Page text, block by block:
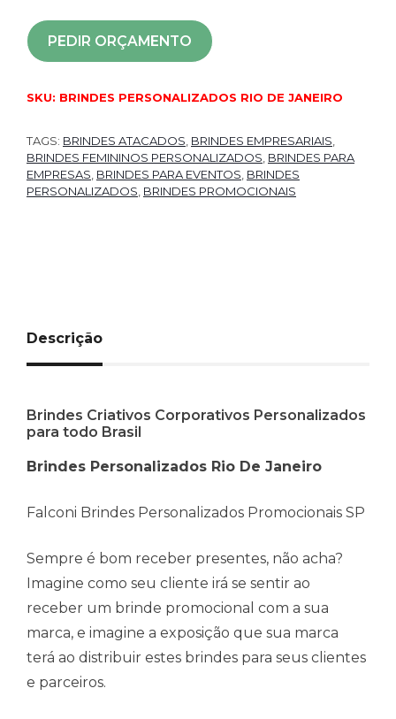
PEDIR ORÇAMENTO
SKU: BRINDES PERSONALIZADOS RIO DE JANEIRO
TAGS: BRINDES ATACADOS, BRINDES EMPRESARIAIS,
BRINDES FEMININOS PERSONALIZADOS, BRINDES PARA
EMPRESAS, BRINDES PARA EVENTOS, BRINDES
PERSONALIZADOS, BRINDES PROMOCIONAIS
Descrição
Brindes Criativos Corporativos Personalizados
para todo Brasil
Brindes Personalizados Rio De Janeiro
Falconi Brindes Personalizados Promocionais SP
Sempre é bom receber presentes, não acha?
Imagine como seu cliente irá se sentir ao
receber um brinde promocional com a sua
marca, e imagine a exposição que sua marca
terá ao distribuir estes brindes para seus clientes
e parceiros.